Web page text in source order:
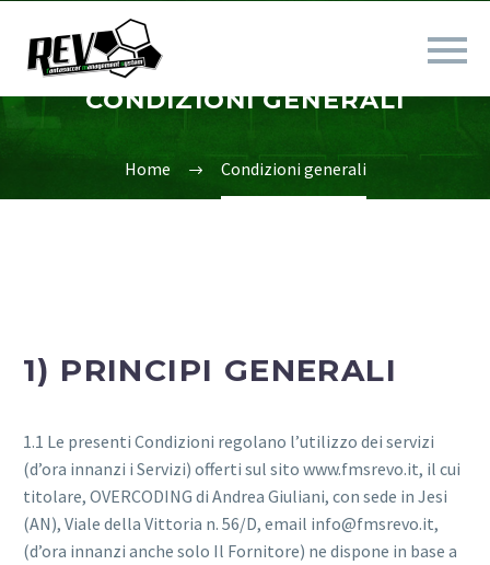
CONDIZIONI GENERALI
Home Condizioni generali
1) PRINCIPI GENERALI
1.1 Le presenti Condizioni regolano l’utilizzo dei servizi
(d’ora innanzi i Servizi) offerti sul sito www.fmsrevo.it, il cui
titolare, OVERCODING di Andrea Giuliani, con sede in Jesi
(AN), Viale della Vittoria n. 56/D, email info@fmsrevo.it,
(d’ora innanzi anche solo Il Fornitore) ne dispone in base a